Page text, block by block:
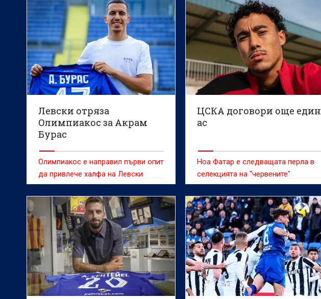
Левски отряза
Олимпиакос за Акрам
Бурас
Олимпиакос е направил първи опит
да привлече халфа на Левски
Акрам Бурас, но е получил отказ.
ЦСКА договори още един
ас
Ноа Фатар е следващата перла в
селекцията на "червените"